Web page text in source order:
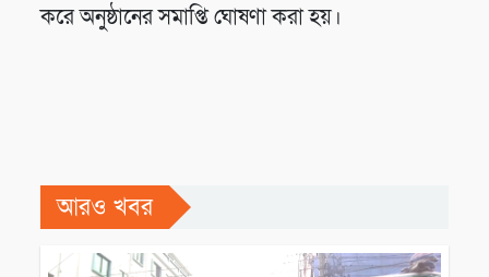
করে অনুষ্ঠানের সমাপ্তি ঘোষণা করা হয়।
আরও খবর